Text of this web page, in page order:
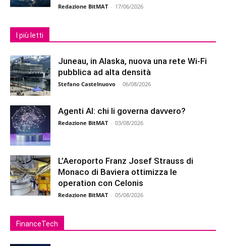
Redazione BitMAT - 17/06/2026
I più letti
Juneau, in Alaska, nuova una rete Wi-Fi
pubblica ad alta densità
Stefano Castelnuovo - 06/08/2026
Agenti AI: chi li governa davvero?
Redazione BitMAT - 03/08/2026
L’Aeroporto Franz Josef Strauss di
Monaco di Baviera ottimizza le
operation con Celonis
Redazione BitMAT - 05/08/2026
FinanceTech